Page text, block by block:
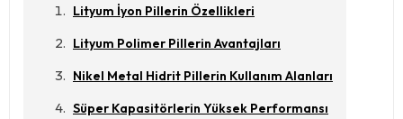
Lityum İyon Pillerin Özellikleri
Lityum Polimer Pillerin Avantajları
Nikel Metal Hidrit Pillerin Kullanım Alanları
Süper Kapasitörlerin Yüksek Performansı